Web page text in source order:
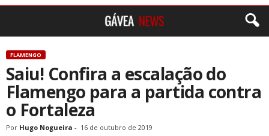
FLAMENGO
Saiu! Confira a escalação do
Flamengo para a partida contra
o Fortaleza
Por Hugo Nogueira - 16 de outubro de 2019